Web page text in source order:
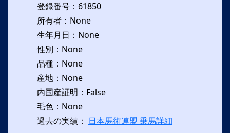
登録番号：61850
所有者：None
生年月日：None
性別：None
品種：None
産地：None
内国産証明：False
毛色：None
過去の実績： 日本馬術連盟 乗馬詳細